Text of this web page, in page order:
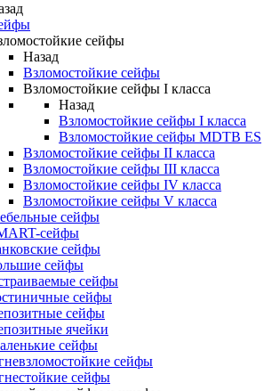
сейфы
Назад
Взломостойкие сейфы
Взломостойкие сейфы I класса
Назад
Взломостойкие сейфы I класса
Взломостойкие сейфы MDTB ES
Взломостойкие сейфы II класса
Взломостойкие сейфы III класса
Взломостойкие сейфы IV класса
Взломостойкие сейфы V класса
сейфы
сейфы
сейфы
сейфы
сейфы
сейфы
сейфы
ячейки
сейфы
сейфы
сейфы